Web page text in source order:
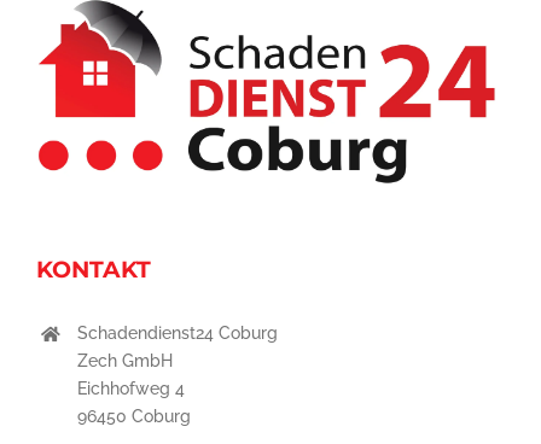
KONTAKT
Schadendienst24 Coburg
Zech GmbH
Eichhofweg 4
96450 Coburg